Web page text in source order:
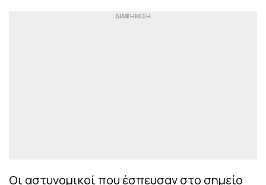
Οι αστυνομικοί που έσπευσαν στο σημείο